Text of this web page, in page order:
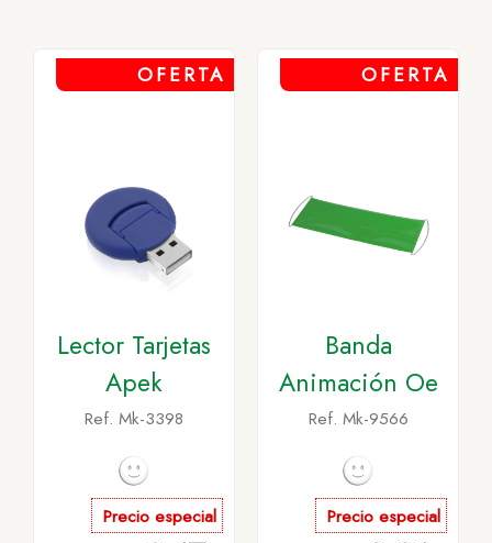
OFERTA
Lector Tarjetas
Apek
Ref. Mk-3398
Precio especial
OFERTA
Banda
Animación Oe
Ref. Mk-9566
Precio especial